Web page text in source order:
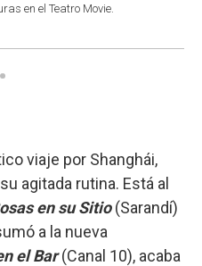
en el Teatro Movie.
viaje por Shanghái,
agitada rutina. Está al
en su Sitio(Sarandí)
a la nueva
el Bar(Canal 10), acaba